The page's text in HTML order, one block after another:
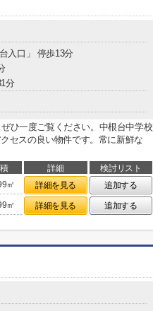
入口」 停歩13分
分
ひ一度ご覧ください。中根台中学校
セスの良い物件です。常に新鮮な
詳細
検討リスト
㎡ 詳細を見る
追加する
㎡ 詳細を見る 追加する